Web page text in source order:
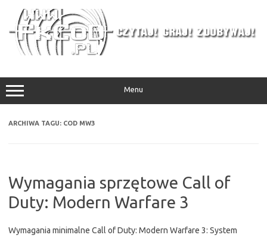
treści
Menu
ARCHIWA TAGU: COD MW3
Wymagania sprzętowe Call of
Duty: Modern Warfare 3
Wymagania minimalne Call of Duty: Modern Warfare 3: System